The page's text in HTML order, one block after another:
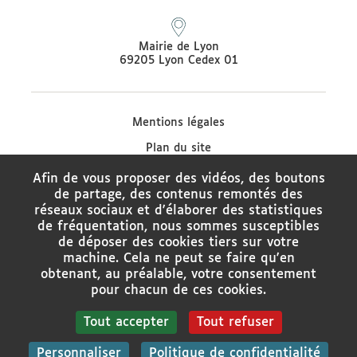
Rechercher
Mairie de Lyon
69205 Lyon Cedex 01
Mentions légales
Plan du site
Protection des données
Contacter le médiateur de la Ville de Lyon
Charte de modération des réseaux sociaux
Politique de gestion des cookies
Gestion des cookies
Afin de vous proposer des vidéos, des boutons
de partage, des contenus remontés des
réseaux sociaux et d'élaborer des statistiques
de fréquentation, nous sommes susceptibles
de déposer des cookies tiers sur votre
machine. Cela ne peut se faire qu'en
obtenant, au préalable, votre consentement
pour chacun de ces cookies.
Tout accepter Tout refuser
Personnaliser Politique de confidentialité